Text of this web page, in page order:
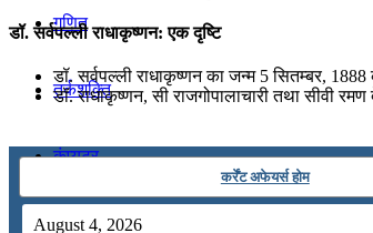
गणित
तर्कशक्ति
कंप्यूटर
अंग्रेजी
डॉ. सर्वपल्ली राधाकृष्णन: एक दृष्टि
डॉ. सर्वपल्ली राधाकृष्णन का जन्म 5 सितम्बर,
डॉ. राधाकृष्णन, सी राजगोपालाचारी तथा सीवी
कर्रेंट अफेयर्स होम
August 4, 2026